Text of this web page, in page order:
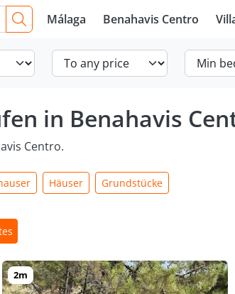
Málaga Benahavis Centro
in Benahavis
Centro.
Häuser Grundstücke